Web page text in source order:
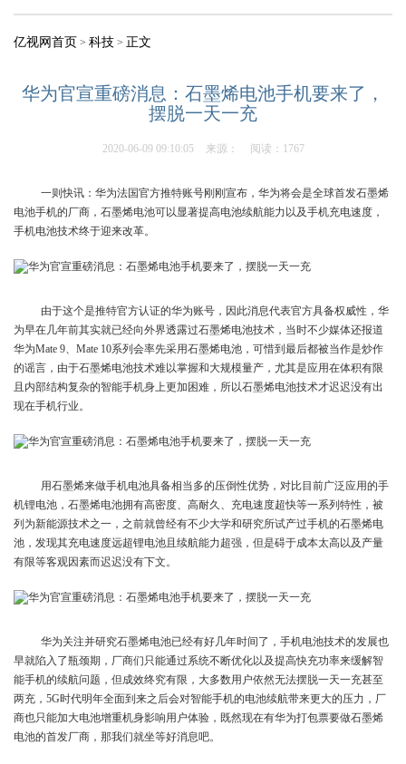
亿视网首页 > 科技 > 正文
华为官宣重磅消息：石墨烯电池手机要来了，
摆脱一天一充
2020-06-09 09:10:05 来源： 阅读：1767
一则快讯：华为法国官方推特账号刚刚宣布，华为将会是全球首发石墨烯
电池手机的厂商，石墨烯电池可以显著提高电池续航能力以及手机充电速度，
手机电池技术终于迎来改革。
由于这个是推特官方认证的华为账号，因此消息代表官方具备权威性，华
为早在几年前其实就已经向外界透露过石墨烯电池技术，当时不少媒体还报道
华为Mate 9、Mate 10系列会率先采用石墨烯电池，可惜到最后都被当作是炒作
的谣言，由于石墨烯电池技术难以掌握和大规模量产，尤其是应用在体积有限
且内部结构复杂的智能手机身上更加困难，所以石墨烯电池技术才迟迟没有出
现在手机行业。
用石墨烯来做手机电池具备相当多的压倒性优势，对比目前广泛应用的手
机锂电池，石墨烯电池拥有高密度、高耐久、充电速度超快等一系列特性，被
列为新能源技术之一，之前就曾经有不少大学和研究所试产过手机的石墨烯电
池，发现其充电速度远超锂电池且续航能力超强，但是碍于成本太高以及产量
有限等客观因素而迟迟没有下文。
华为关注并研究石墨烯电池已经有好几年时间了，手机电池技术的发展也
早就陷入了瓶颈期，厂商们只能通过系统不断优化以及提高快充功率来缓解智
能手机的续航问题，但成效终究有限，大多数用户依然无法摆脱一天一充甚至
两充，5G时代明年全面到来之后会对智能手机的电池续航带来更大的压力，厂
商也只能加大电池增重机身影响用户体验，既然现在有华为打包票要做石墨烯
电池的首发厂商，那我们就坐等好消息吧。